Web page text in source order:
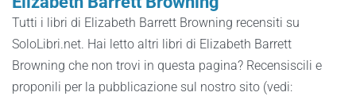
Tutti i libri di Elizabeth Barrett Browning recensiti su
SoloLibri.net. Hai letto altri libri di Elizabeth Barrett
Browning che non trovi in questa pagina? Recensiscili e
proponili per la pubblicazione sul nostro sito (vedi: